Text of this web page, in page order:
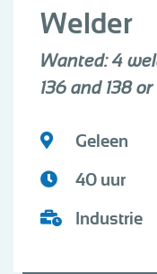
Welder
Wanted: 4
136 and 138 or
Geleen
40 uur
Industrie